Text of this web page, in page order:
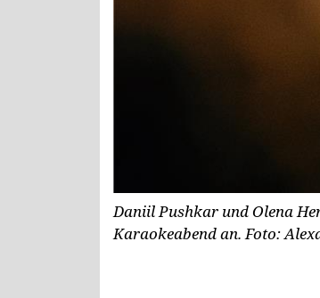
Daniil Pushkar und Olena
Karaokeabend an.Foto: